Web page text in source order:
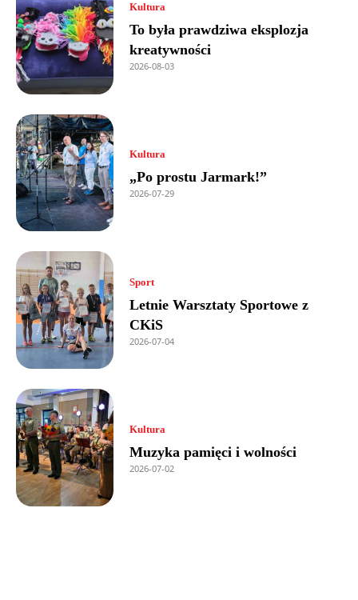
Kultura
To była prawdziwa eksplozja
kreatywności
2026-08-03
Kultura
„Po prostu Jarmark!”
2026-07-29
Sport
Letnie Warsztaty Sportowe z
CKiS
2026-07-04
Kultura
Muzyka pamięci i wolności
2026-07-02